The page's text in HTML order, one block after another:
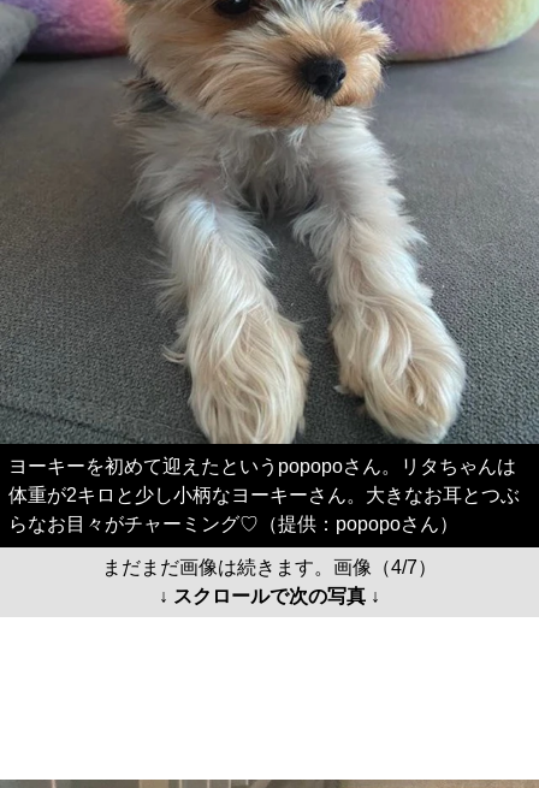
ヨーキーを初めて迎えたというpopopoさん。リタちゃんは
体重が2キロと少し小柄なヨーキーさん。大きなお耳とつぶ
らなお目々がチャーミング♡（提供：popopoさん）
まだまだ画像は続きます。画像（4/7）
↓ スクロールで次の写真 ↓